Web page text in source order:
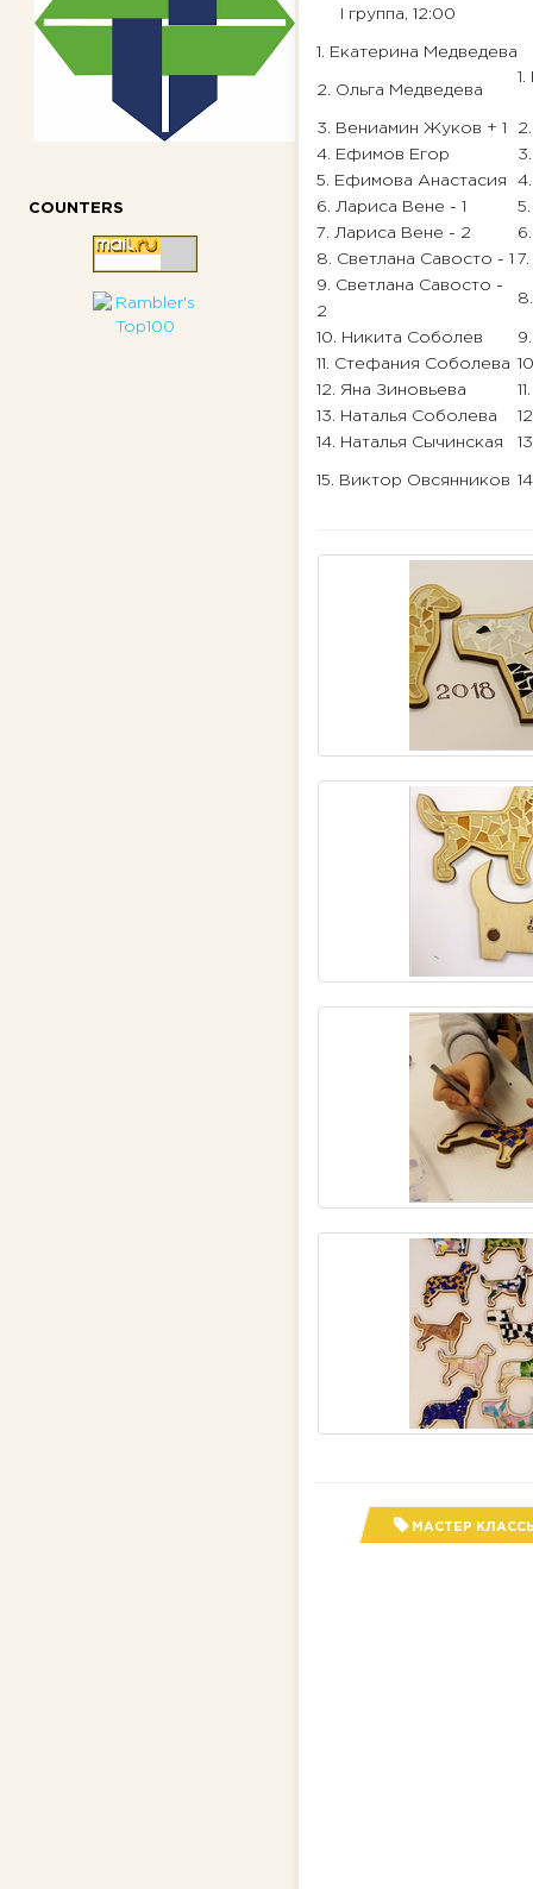
COUNTERS
I группа, 12:00
1. Екатерина Медведева
2. Ольга Медведева
3. Вениамин Жуков + 1
4. Ефимов Егор
5. Ефимова Анастасия
6. Лариса Вене - 1
7. Лариса Вене - 2
8. Светлана Савосто - 1
9. Светлана Савосто -
2
10. Никита Соболев
11. Стефания Соболева
12. Яна Зиновьева
13. Наталья Соболева
14. Наталья Сычинская
15. Виктор Овсянников
МАСТЕР